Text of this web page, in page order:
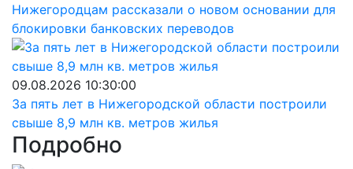
Нижегородцам рассказали о новом основании для
блокировки банковских переводов
09.08.2026 10:30:00
За пять лет в Нижегородской области построили
свыше 8,9 млн кв. метров жилья
Подробно